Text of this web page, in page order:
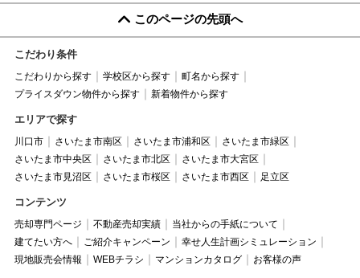
このページの先頭へ
こだわり条件
こだわりから探す 学校区から探す
町名から探す
プライスダウン物件から探す
新着物件から探す
エリアで探す
川口市 さいたま市南区 さいたま市浦和区
さいたま市緑区
さいたま市中央区
さいたま市北区
さいたま市大宮区
さいたま市見沼区
さいたま市桜区 さいたま市西区 足立区
コンテンツ
売却専門ページ 不動産売却実績
当社からの手紙について
建てたい方へ
ご紹介キャンペーン
幸せ人生計画シミュレーション
現地販売会情報
WEBチラシ マンションカタログ お客様の声